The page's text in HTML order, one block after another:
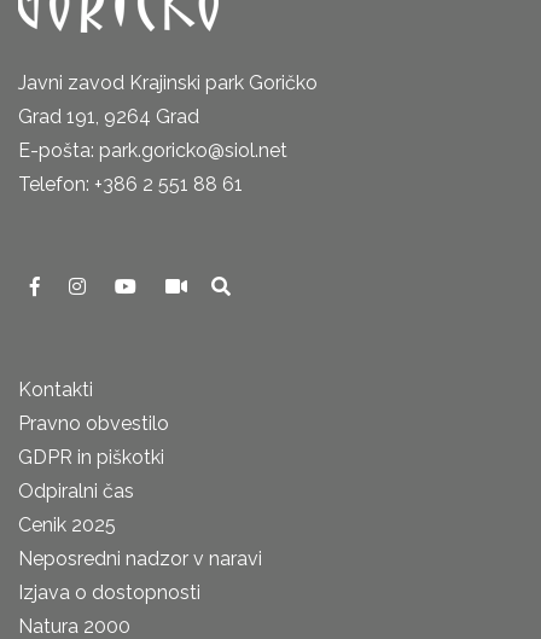
Javni zavod Krajinski park Goričko
Grad 191, 9264 Grad
E-pošta: park.goricko@siol.net
Telefon: +386 2 551 88 61
Kontakti
Pravno obvestilo
GDPR in piškotki
Odpiralni čas
Cenik 2025
Neposredni nadzor v naravi
Izjava o dostopnosti
Natura 2000